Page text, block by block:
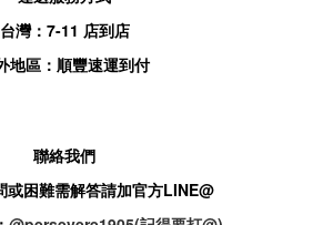
台灣： 7-11 店到店
地區：順豐速運到付
聯絡我們
或困難需解答請加官方LINE@